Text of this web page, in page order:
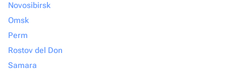
Novosibirsk
Omsk
Perm
Rostov del Don
Samara